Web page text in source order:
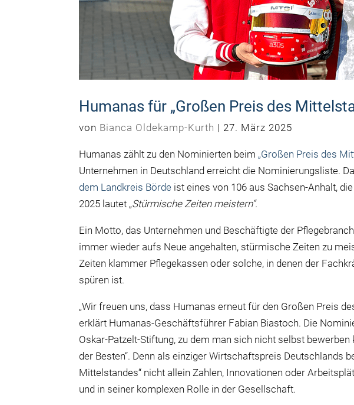
Humanas für „Großen Preis des
von Bianca Oldekamp-Kurth | 27. März 2025
Humanas zählt zu den Nominierten beim „Großen Preis des
Unternehmen in Deutschland erreicht die Nominierungsliste.
dem Landkreis Börde ist eines von 106 aus Sachsen-Anhalt,
2025 lautet „Stürmische Zeiten meistern“.
Ein Motto, das Unternehmen und Beschäftigte der
immer wieder aufs Neue angehalten, stürmische Zeiten zu
Zeiten klammer Pflegekassen oder solche, in denen der
spüren ist.
„Wir freuen uns, dass Humanas erneut für den Großen Preis
erklärt Humanas-Geschäftsführer Fabian Biastoch. Die
Oskar-Patzelt-Stiftung, zu dem man sich nicht selbst
der Besten“. Denn als einziger Wirtschaftspreis Deutschlands
Mittelstandes“ nicht allein Zahlen, Innovationen oder
und in seiner komplexen Rolle in der Gesellschaft.